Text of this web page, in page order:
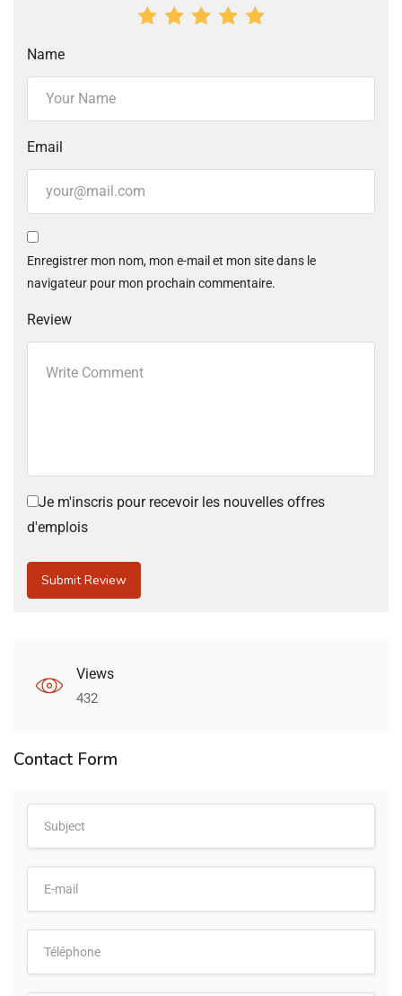
Name
Email
Enregistrer mon nom, mon e-mail et mon site dans le
navigateur pour mon prochain commentaire.
Review
Je m'inscris pour recevoir les nouvelles offres
d'emplois
Views
432
Contact Form